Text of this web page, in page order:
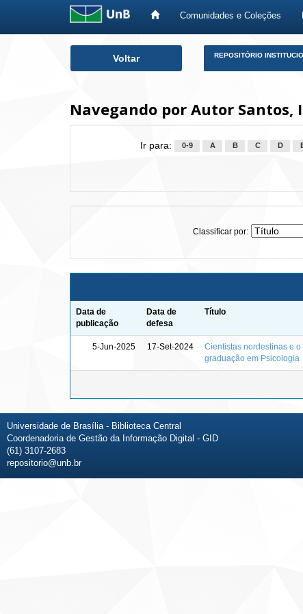
Comunidades e Coleções
Voltar REPOSITÓRIO
Navegando por Autor Santos,
Ir para: 0-9 A B C D
Classificar por:
Data de
publicação
Data de
defesa
Título
5-Jun-2025 17-Set-2024
Cientistas nordestinas e
graduação em Psicologia
Universidade de Brasília - Biblioteca Central
Coordenadoria de Gestão da Informação Digital - GID
(61) 3107-2683
repositorio@unb.br